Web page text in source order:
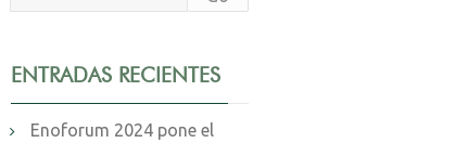
ENTRADAS RECIENTES
Enoforum 2024 pone el